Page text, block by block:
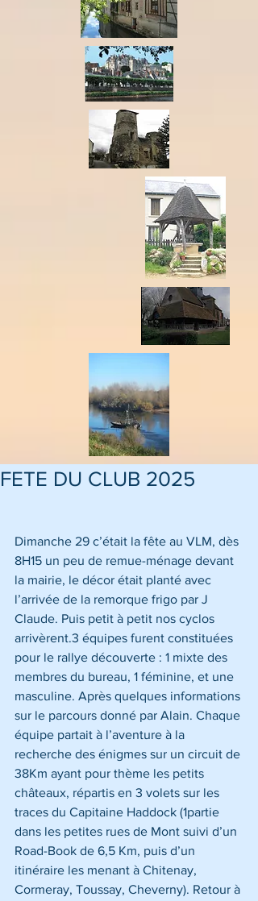
FETE DU CLUB 2025
Dimanche 29 c’était la fête au VLM, dès
8H15 un peu de remue-ménage devant
la mairie, le décor était planté avec
l’arrivée de la remorque frigo par J
Claude. Puis petit à petit nos cyclos
arrivèrent.3 équipes furent constituées
pour le rallye découverte : 1 mixte des
membres du bureau, 1 féminine, et une
masculine. Après quelques informations
sur le parcours donné par Alain. Chaque
équipe partait à l’aventure à la
recherche des énigmes sur un circuit de
38Km ayant pour thème les petits
châteaux, répartis en 3 volets sur les
traces du Capitaine Haddock (1partie
dans les petites rues de Mont suivi d’un
Road-Book de 6,5 Km, puis d’un
itinéraire les menant à Chitenay,
Cormeray, Toussay, Cheverny). Retour à